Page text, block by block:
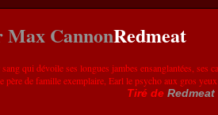
Redmeat
qui dévoile ses longues jambes ensanglantées, ses
père de famille exemplaire, Earl le psycho aux gros
Tiré de Redmeat